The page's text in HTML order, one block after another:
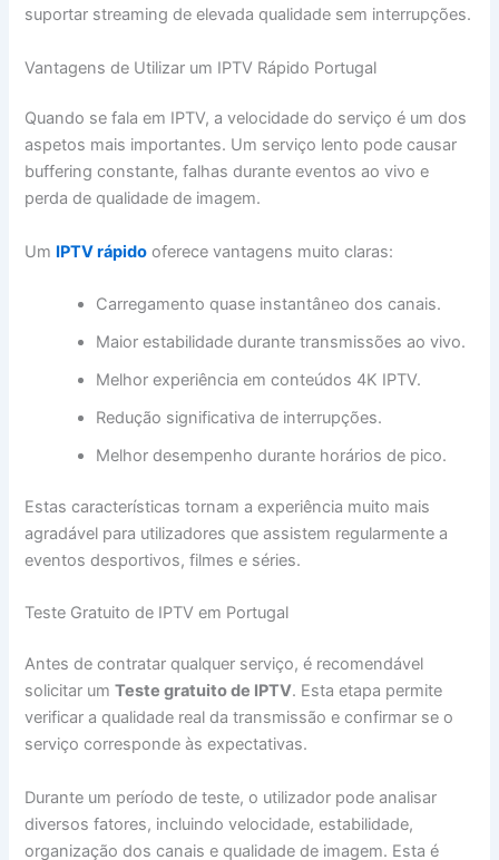
suportar streaming de elevada qualidade sem interrupções.
Vantagens de Utilizar um IPTV Rápido Portugal
Quando se fala em IPTV, a velocidade do serviço é um dos
aspetos mais importantes. Um serviço lento pode causar
buffering constante, falhas durante eventos ao vivo e
perda de qualidade de imagem.
Um IPTV rápido oferece vantagens muito claras:
Carregamento quase instantâneo dos canais.
Maior estabilidade durante transmissões ao vivo.
Melhor experiência em conteúdos 4K IPTV.
Redução significativa de interrupções.
Melhor desempenho durante horários de pico.
Estas características tornam a experiência muito mais
agradável para utilizadores que assistem regularmente a
eventos desportivos, filmes e séries.
Teste Gratuito de IPTV em Portugal
Antes de contratar qualquer serviço, é recomendável
solicitar umTeste gratuito de IPTV. Esta etapa permite
verificar a qualidade real da transmissão e confirmar se o
serviço corresponde às expectativas.
Durante um período de teste, o utilizador pode analisar
diversos fatores, incluindo velocidade, estabilidade,
organização dos canais e qualidade de imagem. Esta é